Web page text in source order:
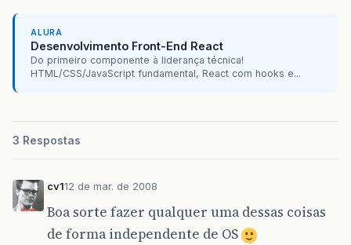
ALURA
Desenvolvimento Front-End React
Do primeiro componente à liderança técnica!
HTML/CSS/JavaScript fundamental, React com hooks e...
3 Respostas
cv112 de mar. de 2008
Boa sorte fazer qualquer uma dessas coisas
de forma independente de OS